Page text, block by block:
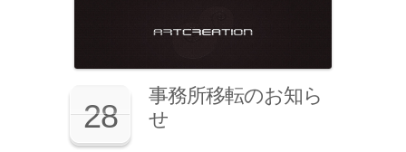
28
事務所移転のお知ら
せ